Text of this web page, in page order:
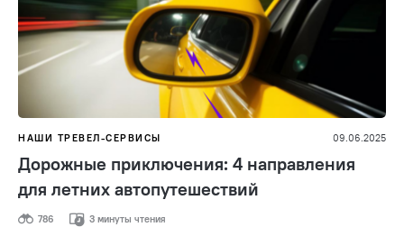
НАШИ ТРЕВЕЛ-СЕРВИСЫ 09.06.2025
Дорожные приключения: 4 направления
для летних автопутешествий
786 3 минуты чтения